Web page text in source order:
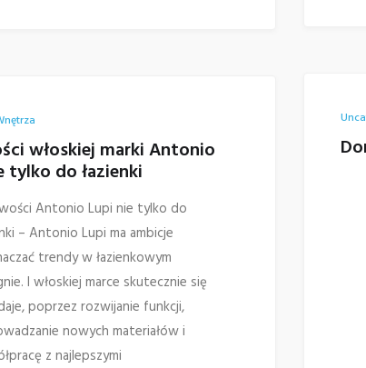
włoskiej marki Antonio
tylko do łazienki
Antonio Lupi nie tylko do
– Antonio Lupi ma ambicje
trendy w łazienkowym
I włoskiej marce skutecznie się
poprzez rozwijanie funkcji,
nowych materiałów i
z najlepszymi